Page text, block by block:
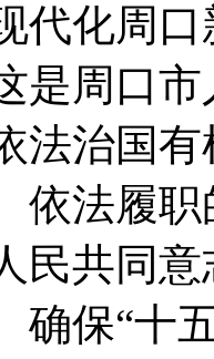
代化周
是周口
法治国
依法履
民共同
确保“十